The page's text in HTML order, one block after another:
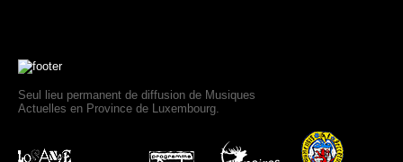
Seul lieu permanent de diffusion de Musiques
Actuelles en Province de Luxembourg.